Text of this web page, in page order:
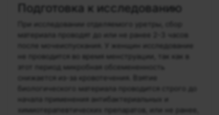
Подготовка к исследованию
При исследовании отделяемого уретры, сбор
материала проводят до или не ранее 2-3 часов
после мочеиспускания. У женщин исследование
не проводится во время менструации, так как в
этот период микробная обсемененность
снижается из-за кровотечения. Взятие
начала применения антибактериальных и
химиотерапевтических препаратов, или не ранее,